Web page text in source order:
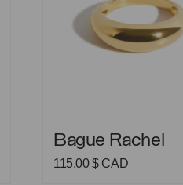
Bague Rachel
115.00$ CAD